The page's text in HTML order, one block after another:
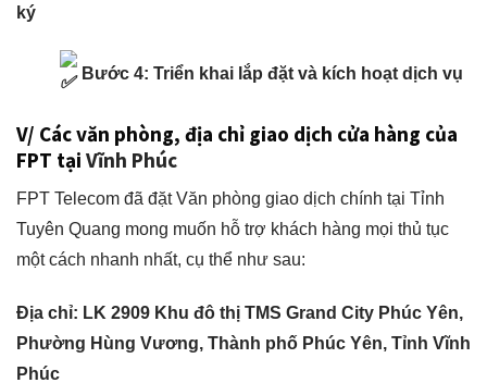
ký
Bước 4: Triển khai lắp đặt và kích hoạt dịch vụ
V/ Các văn phòng, địa chỉ giao dịch cửa hàng của
FPT tại Vĩnh Phúc
FPT Telecom đã đặt Văn phòng giao dịch chính tại Tỉnh
Tuyên Quang mong muốn hỗ trợ khách hàng mọi thủ tục
một cách nhanh nhất, cụ thể như sau:
Địa chỉ: LK 2909 Khu đô thị TMS Grand City Phúc Yên,
Phường Hùng Vương, Thành phố Phúc Yên, Tỉnh Vĩnh
Phúc